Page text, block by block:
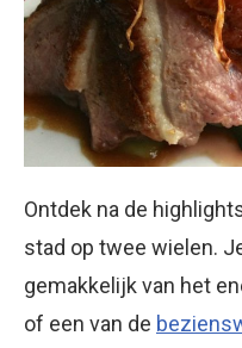
Ontdek na de
stad op twee wielen.
gemakkelijk van het
of een van de